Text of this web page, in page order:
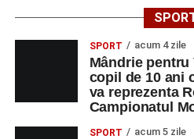
SPORT acum 4 zile
Mândrie pentru
copil de 10 ani
va reprezenta
Campionatul
SPORT acum 5 zile